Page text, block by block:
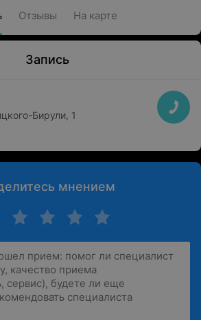
Отзывы На карте
Запись
Бирули, 1
мнением